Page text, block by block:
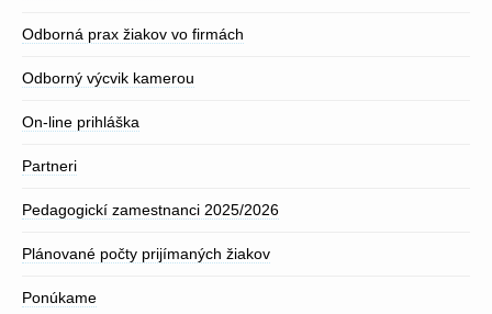
Odborná prax žiakov vo firmách
Odborný výcvik kamerou
On-line prihláška
Partneri
Pedagogickí zamestnanci 2025/2026
Plánované počty prijímaných žiakov
Ponúkame